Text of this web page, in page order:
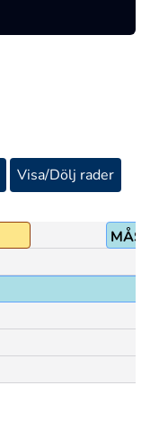
Visa/Dölj rader